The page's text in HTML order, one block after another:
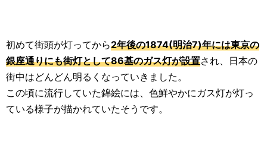
初めて街頭が灯ってから2年後の1874(明治7)年には東京の
銀座通りにも街灯として86基のガス灯が設置され、日本の
街中はどんどん明るくなっていきました。
この頃に流行していた錦絵には、色鮮やかにガス灯が灯っ
ている様子が描かれていたそうです。